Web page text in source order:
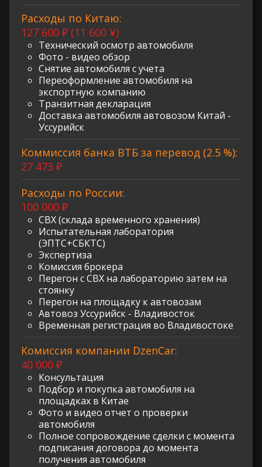
Расходы по Китаю:
127 600 ₽ (11 600 ¥)
Технический осмотр автомобиля
Фото - видео обзор
Снятие автомобиля с учета
Переоформление автомобиля на
экспортную компанию
Транзитная декларация
Доставка автомобиля автовозом Китай -
Уссурийск
Коммиссия банка ВТБ за перевод (2.5 %):
27 473 ₽
Расходы по России:
100 000 ₽
СВХ (склада временного хранения)
Испытательная лаборатория
(ЭПТС+СБКТС)
Экспертиза
Комиссия брокера
Перегон с СВХ на лабораторию затем на
стоянку
Перегон на площадку к автовозам
Автовоз Уссурийск - Владивосток
Временная регистрация во Владивостоке
Комиссия компании DzenCar:
40 000 ₽
Консультация
Подбор и покупка автомобиля на
площадках в Китае
Фото и видео отчет о проверки
автомобиля
Полное сопровождение сделки с момента
подписания договора до момента
получения автомобиля